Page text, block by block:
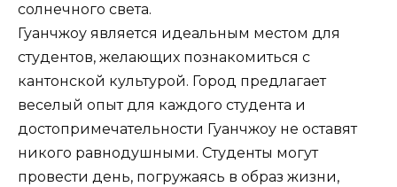
солнечного света.
Гуанчжоу является идеальным местом для
студентов, желающих познакомиться с
кантонской культурой. Город предлагает
веселый опыт для каждого студента и
достопримечательности Гуанчжоу не оставят
никого равнодушными. Студенты могут
провести день, погружаясь в образ жизни,